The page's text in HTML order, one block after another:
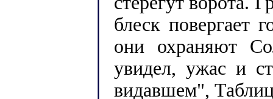
блеск повергает
они охраняют
увидел, ужас и
видавшем",